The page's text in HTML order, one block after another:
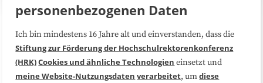
Über uns FAQ
Medienarbeit Kooperationen
personenbezogenen Daten
Ich bin mindestens 16 Jahre alt und einverstanden, dass die
Stiftung zur Förderung der Hochschulrektorenkonferenz
(HRK)Cookies und ähnliche Technologien einsetzt und
meine Website-Nutzungsdaten verarbeitet, umdiese